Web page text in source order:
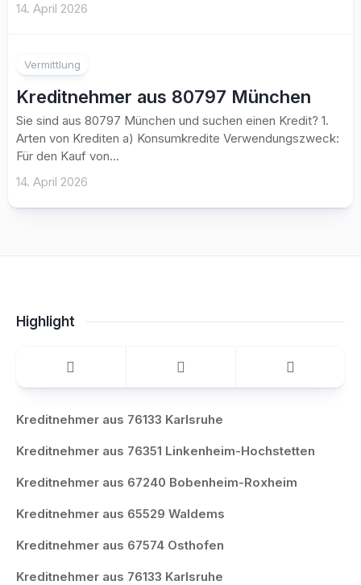
14. April 2026
Vermittlung
Kreditnehmer aus 80797 München
Sie sind aus 80797 München und suchen einen Kredit? 1.
Arten von Krediten a) Konsumkredite Verwendungszweck:
Für den Kauf von...
14. April 2026
Highlight
Kreditnehmer aus 76133 Karlsruhe
Kreditnehmer aus 76351 Linkenheim-Hochstetten
Kreditnehmer aus 67240 Bobenheim-Roxheim
Kreditnehmer aus 65529 Waldems
Kreditnehmer aus 67574 Osthofen
Kreditnehmer aus 76133 Karlsruhe